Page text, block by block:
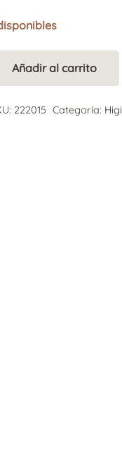
Añadir al carrito
222015 Categoría: